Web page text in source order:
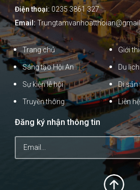
Điện thoại: 0235 3861 327
Email:
Trang chủ Giới
Sáng tạo Hội An Du lịch
Sự kiện lễ hội Di sản
Truyền thông Liên hệ
Đăng ký nhận thông tin